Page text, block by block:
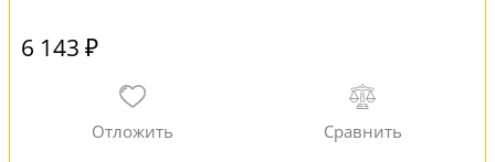
6 143 ₽